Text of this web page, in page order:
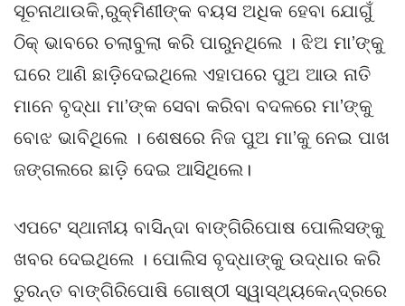
ସୂଚନାଥାଉକି,ରୁକ୍ମିଣୀଙ୍କ ବୟସ ଅଧିକ ହେବା ଯୋଗୁଁ
ଠିକ୍ ଭାବରେ ଚଲାବୁଲା କରି ପାରୁନଥିଲେ । ଝିଅ ମା’ଙ୍କୁ
ଘରେ ଆଣି ଛାଡ଼ିଦେଇଥିଲେ ଏହାପରେ ପୁଅ ଆଉ ନାତି
ମାନେ ବୃଦ୍ଧା ମା’ଙ୍କ ସେବା କରିବା ବଦଳରେ ମା’ଙ୍କୁ
ବୋଝ ଭାବିଥିଲେ । ଶେଷରେ ନିଜ ପୁଅ ମା’କୁ ନେଇ ପାଖ
ଜଙ୍ଗଲରେ ଛାଡ଼ି ଦେଇ ଆସିଥିଲେ।
ଏପଟେ ସ୍ଥାନୀୟ ବାସିନ୍ଦା ବାଙ୍ଗିରିପୋଷ ପୋଲିସଙ୍କୁ
ଖବର ଦେଇଥିଲେ । ପୋଲିସ ବୃଦ୍ଧାଙ୍କୁ ଉଦ୍ଧାର କରି
ତୁରନ୍ତ ବାଙ୍ଗିରିପୋଷି ଗୋଷ୍ଠୀ ସ୍ୱାସ୍ଥ୍ୟକେନ୍ଦ୍ରରେ